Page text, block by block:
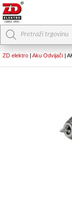
Products
search
ZD elektro | Aku Odvijači |